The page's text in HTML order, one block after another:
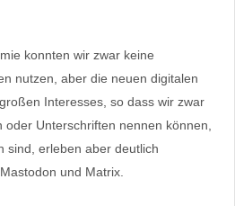
konnten wir zwar keine
nutzen, aber die neuen digitalen
Interesses, so dass wir zwar
Unterschriften nennen können,
sind, erleben aber deutlich
und Matrix.